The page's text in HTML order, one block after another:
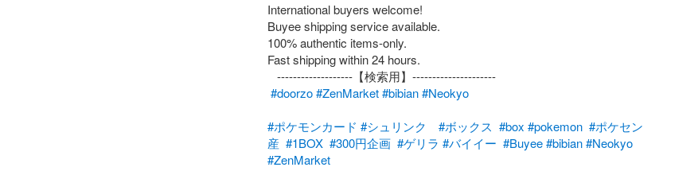
International buyers welcome!
Buyee shipping service available.
100% authentic items-only.
Fast shipping within 24 hours.
#doorzo #ZenMarket #bibian #Neokyo
#ポケモンカード #シュリンク #ボックス #box #pokemon #ポケセン
産 #1BOX #300円企画 #ゲリラ #バイイー #Buyee #bibian #Neokyo
#ZenMarket